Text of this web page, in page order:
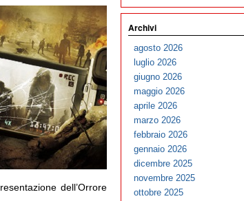
dell’Orrore
Archivi
agosto 2026
luglio 2026
giugno 2026
maggio 2026
aprile 2026
marzo 2026
febbraio 2026
gennaio 2026
dicembre 2025
novembre 2025
ottobre 2025